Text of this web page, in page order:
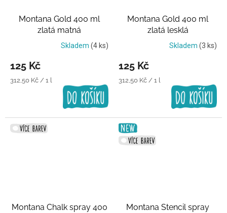
Montana Gold 400 ml
zlatá matná
Skladem (4 ks)
125 Kč
Měrná
312,50 Kč / 1 l
Montana Gold 400 ml
zlatá lesklá
Skladem (3 ks)
125 Kč
Měrná
312,50 Kč / 1 l
Montana Chalk spray 400 Montana Stencil spray